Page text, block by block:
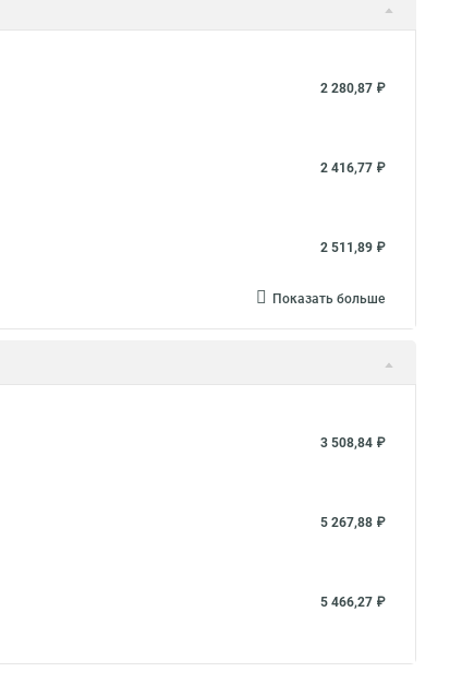
2 280,87 ₽
2 416,77 ₽
2 511,89 ₽
Показать больше
3 508,84 ₽
5 267,88 ₽
5 466,27 ₽